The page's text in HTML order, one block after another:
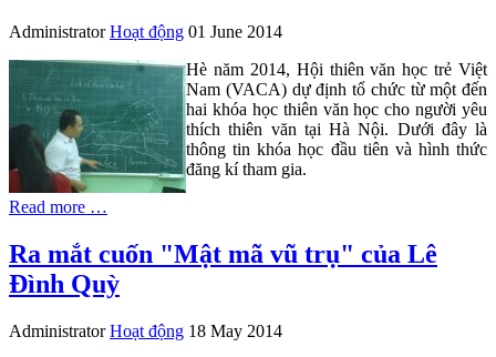
Administrator Hoạt động 01 June 2014
Hè năm 2014, Hội thiên văn học trẻ Việt
Nam (VACA) dự định tổ chức từ một đến
hai khóa học thiên văn học cho người yêu
thích thiên văn tại Hà Nội. Dưới đây là
thông tin khóa học đầu tiên và hình thức
đăng kí tham gia.
Read more …
Ra mắt cuốn "Mật mã vũ trụ" của Lê
Đình Quỳ
Administrator Hoạt động 18 May 2014